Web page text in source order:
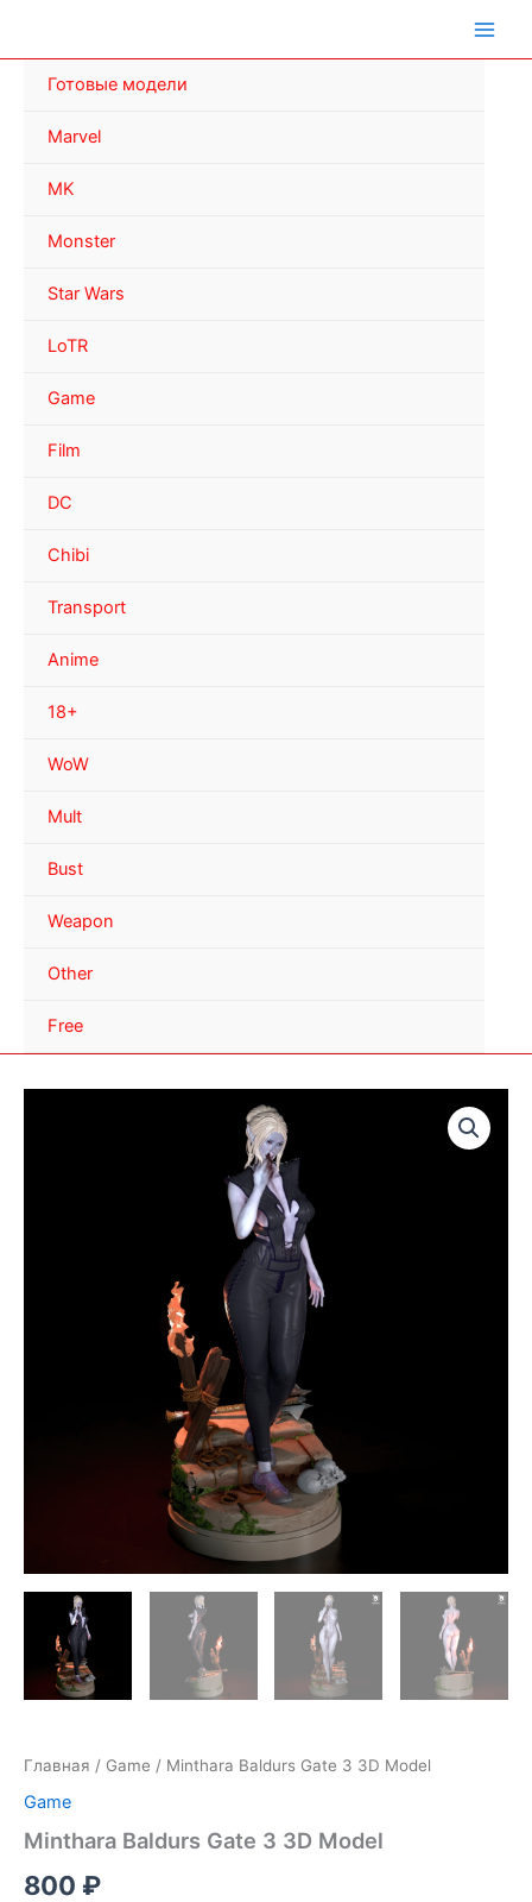
Готовые модели
Marvel
MK
Monster
Star Wars
LoTR
Game
Film
DC
Chibi
Transport
Anime
18+
WoW
Mult
Bust
Weapon
Other
Free
Главная / Game / Minthara Baldurs Gate 3 3D Model
Game
Minthara Baldurs Gate 3 3D Model
800 ₽